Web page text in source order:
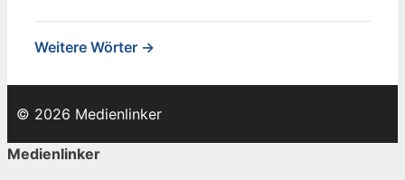
Weitere Wörter →
© 2026 Medienlinker
Medienlinker